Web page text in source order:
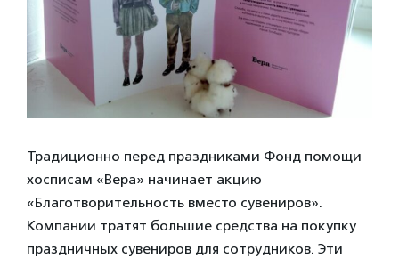
Традиционно перед праздниками Фонд помощи
хосписам «Вера» начинает акцию
«Благотворительность вместо сувениров».
Компании тратят большие средства на покупку
праздничных сувениров для сотрудников. Эти